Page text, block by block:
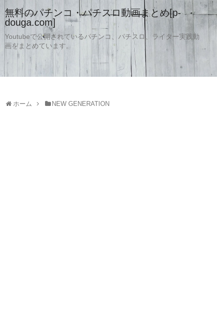
無料のパチンコ・パチスロ動画まとめ[p-
douga.com]
Youtubeで公開されているパチンコ、パチスロ、ライター実践動
画をまとめています。
ホーム NEW GENERATION